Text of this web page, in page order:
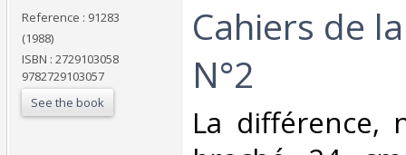
Reference : 91283
(1988)
ISBN : 2729103058
9782729103057
See the book
‎Cahiers de
N°2‎
‎La différence,